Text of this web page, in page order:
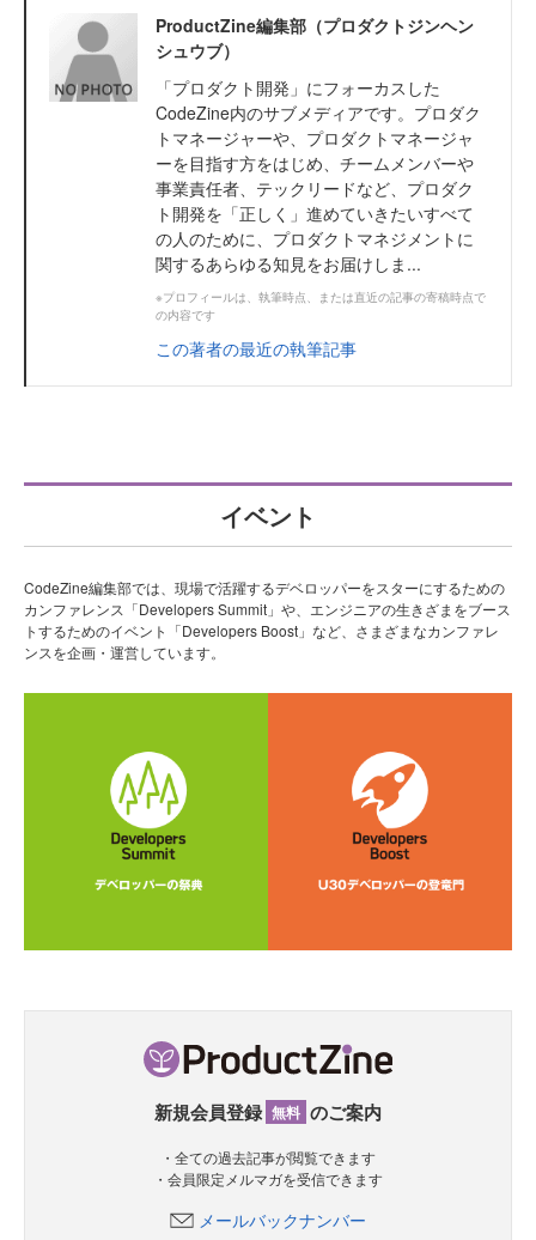
ProductZine編集部（プロダクトジンヘン
シュウブ）
「プロダクト開発」にフォーカスした
CodeZine内のサブメディアです。プロダク
トマネージャーや、プロダクトマネージャ
ーを目指す方をはじめ、チームメンバーや
事業責任者、テックリードなど、プロダク
ト開発を「正しく」進めていきたいすべて
の人のために、プロダクトマネジメントに
関するあらゆる知見をお届けしま...
※プロフィールは、執筆時点、または直近の記事の寄稿時点で
の内容です
この著者の最近の執筆記事
イベント
CodeZine編集部では、現場で活躍するデベロッパーをスターにするための
カンファレンス「Developers Summit」や、エンジニアの生きざまをブース
トするためのイベント「Developers Boost」など、さまざまなカンファレ
ンスを企画・運営しています。
新規会員登録 無料 のご案内
・全ての過去記事が閲覧できます
・会員限定メルマガを受信できます
メールバックナンバー